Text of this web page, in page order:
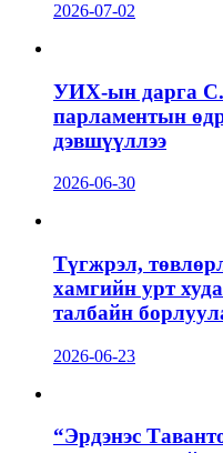
2026-07-02
УИХ-ын дарга
парламентын
дэвшүүллээ
2026-06-30
Түгжрэл,
хамгийн урт
талбайн
2026-06-23
“Эрдэнэс